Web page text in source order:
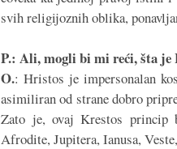
svih religijoznih oblika,
P.: Ali, mogli bi mi reći, šta je
O.: Hristos je impersonalan
asimiliran od strane dobro
Zato je, ovaj Krestos princip
Afrodite, Jupitera, Ianusa,